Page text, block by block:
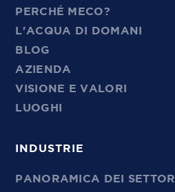
PERCHÉ MECO?
L'ACQUA DI DOMANI
BLOG
AZIENDA
VISIONE E VALORI
LUOGHI
INDUSTRIE
PANORAMICA DEI SETTORI